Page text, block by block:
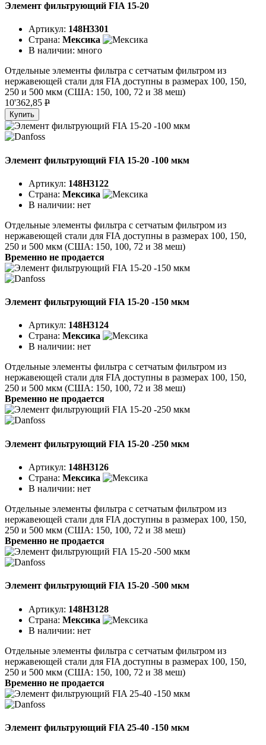
Элемент фильтрующий FIA 15-20
Артикул: 148H3301
Страна: Мексика
В наличии: много
Отдельные элементы фильтра с сетчатым фильтром из
нержавеющей стали для FIA доступны в размерах 100, 150,
250 и 500 мкм (США: 150, 100, 72 и 38 меш)
10'362,85 P
Купить
Элемент фильтрующий FIA 15-20 -100 мкм
Артикул: 148H3122
Страна: Мексика
В наличии: нет
Отдельные элементы фильтра с сетчатым фильтром из
нержавеющей стали для FIA доступны в размерах 100, 150,
250 и 500 мкм (США: 150, 100, 72 и 38 меш)
Временно не продается
Элемент фильтрующий FIA 15-20 -150 мкм
Артикул: 148H3124
Страна: Мексика
В наличии: нет
Отдельные элементы фильтра с сетчатым фильтром из
нержавеющей стали для FIA доступны в размерах 100, 150,
250 и 500 мкм (США: 150, 100, 72 и 38 меш)
Временно не продается
Элемент фильтрующий FIA 15-20 -250 мкм
Артикул: 148H3126
Страна: Мексика
В наличии: нет
Отдельные элементы фильтра с сетчатым фильтром из
нержавеющей стали для FIA доступны в размерах 100, 150,
250 и 500 мкм (США: 150, 100, 72 и 38 меш)
Временно не продается
Элемент фильтрующий FIA 15-20 -500 мкм
Артикул: 148H3128
Страна: Мексика
В наличии: нет
Отдельные элементы фильтра с сетчатым фильтром из
нержавеющей стали для FIA доступны в размерах 100, 150,
250 и 500 мкм (США: 150, 100, 72 и 38 меш)
Временно не продается
Элемент фильтрующий FIA 25-40 -150 мкм